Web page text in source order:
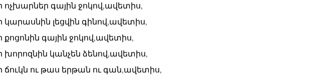
ոչխարներ գային ջոկով,ավետիս,
կարասնին լեցվին գինով,ավետիս,
քոցոնին գային ջոկով,ավետիս,
խորոզնին կանչեն ձենով,ավետիս,
ճուկն ու թաս երթան ու գան,ավետիս,